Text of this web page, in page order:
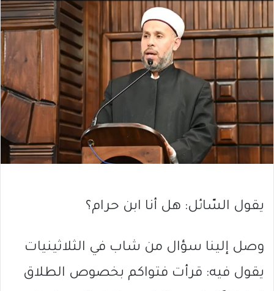
يقول السّائل: هل أنا ابن حرام؟
وصل إلينا سؤال من شاب في الثلاثينيات
يقول فيه: قرأت فتواكم بخصوص الطلاق